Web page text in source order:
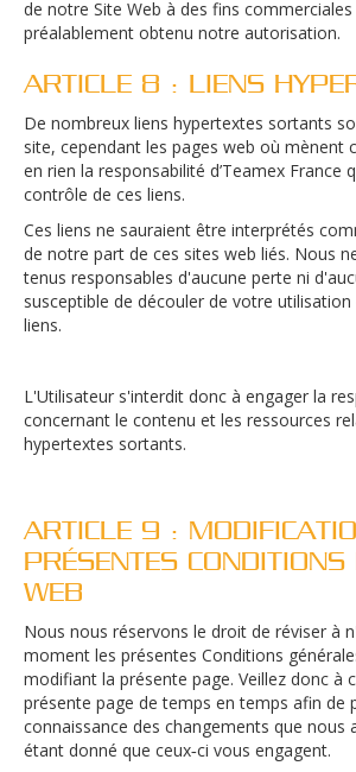
de notre Site Web à des fins
préalablement obtenu notre autorisation.
ARTICLE 8 : LIENS
De nombreux liens hypertextes sortants
site, cependant les pages web où mènent
en rien la responsabilité d’Teamex France
contrôle de ces liens.
Ces liens ne sauraient être interprétés
de notre part de ces sites web liés. Nous
tenus responsables d'aucune perte ni
susceptible de découler de votre
liens.
L'Utilisateur s'interdit donc à engager la
concernant le contenu et les ressources
hypertextes sortants.
ARTICLE 9 :
PRÉSENTES
WEB
Nous nous réservons le droit de réviser à
moment les présentes Conditions
modifiant la présente page. Veillez donc à
présente page de temps en temps afin de
connaissance des changements que nous
étant donné que ceux‑ci vous engagent.